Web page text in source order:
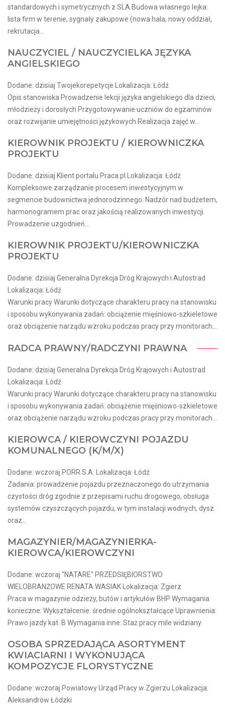
standardowych i symetrycznych z SLA Budowa własnego lejka:
lista firm w terenie, sygnały zakupowe (nowa hala, nowy oddział,
rekrutacja...
NAUCZYCIEL / NAUCZYCIELKA JĘZYKA
ANGIELSKIEGO
Dodane: dzisiaj Twojekorepetycje Lokalizacja: Łódź
Opis stanowiska Prowadzenie lekcji języka angielskiego dla dzieci,
młodzieży i dorosłych Przygotowywanie uczniów do egzaminów
oraz rozwijanie umiejętności językowych Realizacja zajęć w...
KIEROWNIK PROJEKTU / KIEROWNICZKA
PROJEKTU
Dodane: dzisiaj Klient portalu Praca.pl Lokalizacja: Łódź
Kompleksowe zarządzanie procesem inwestycyjnym w
segmencie budownictwa jednorodzinnego. Nadzór nad budżetem,
harmonogramem prac oraz jakością realizowanych inwestycji.
Prowadzenie uzgodnień...
KIEROWNIK PROJEKTU/KIEROWNICZKA
PROJEKTU
Dodane: dzisiaj Generalna Dyrekcja Dróg Krajowych i Autostrad
Lokalizacja: Łódź
Warunki pracy Warunki dotyczące charakteru pracy na stanowisku
i sposobu wykonywania zadań: obciążenie mięśniowo-szkieletowe
oraz obciążenie narządu wzroku podczas pracy przy monitorach...
RADCA PRAWNY/RADCZYNI PRAWNA
Dodane: dzisiaj Generalna Dyrekcja Dróg Krajowych i Autostrad
Lokalizacja: Łódź
Warunki pracy Warunki dotyczące charakteru pracy na stanowisku
i sposobu wykonywania zadań: obciążenie mięśniowo-szkieletowe
oraz obciążenie narządu wzroku podczas pracy przy monitorach...
KIEROWCA / KIEROWCZYNI POJAZDU
KOMUNALNEGO (K/M/X)
Dodane: wczoraj PORR S.A. Lokalizacja: Łódź
Zadania: prowadzenie pojazdu przeznaczonego do utrzymania
czystości dróg zgodnie z przepisami ruchu drogowego, obsługa
systemów czyszczących pojazdu, w tym instalacji wodnych, dysz
oraz...
MAGAZYNIER/MAGAZYNIERKA-
KIEROWCA/KIEROWCZYNI
Dodane: wczoraj "NATARE" PRZEDSIĘBIORSTWO
WIELOBRANŻOWE RENATA WASIAK Lokalizacja: Zgierz
Praca w magazynie odzieży, butów i artykułów BHP Wymagania
konieczne: Wykształcenie: średnie ogólnokształcące Uprawnienia:
Prawo jazdy kat. B Wymagania inne: Staż pracy mile widziany
OSOBA SPRZEDAJĄCA ASORTYMENT
KWIACIARNI I WYKONUJĄCA
KOMPOZYCJE FLORYSTYCZNE
Dodane: wczoraj Powiatowy Urząd Pracy w Zgierzu Lokalizacja:
Aleksandrów Łódzki